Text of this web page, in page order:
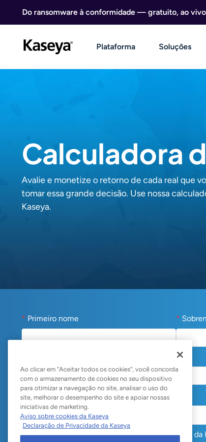
Do ransomware à conformidade — gratuito, ao
Plataforma Soluções
Calculadora
Avalie e monetize o retorno de cada real que
tomar essa grande decisão. Use nossa
Kaseya.
* Primeiro nome *
* Eu trabalho para uma:
Sim, concordo em receber e-mails promocionais da
Ao clicar em “Aceitar todos os cookies”, você concorda
com o armazenamento de cookies no seu dispositivo
para otimizar a navegação no site, analisar o uso do
site, melhorar o desempenho do site e apoiar nossas
iniciativas de marketing.
Aviso sobre cookies da Kaseya
Declaração de Privacidade da Kaseya